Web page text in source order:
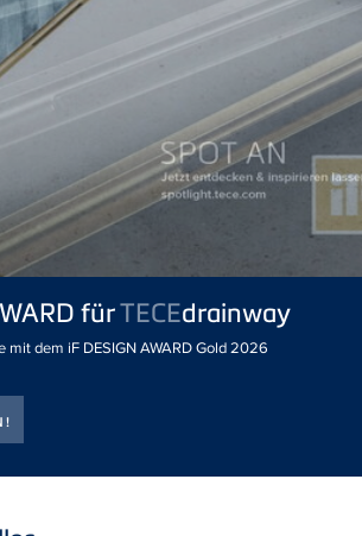
fürTECEdrainway
mit dem iF DESIGN AWARD Gold 2026